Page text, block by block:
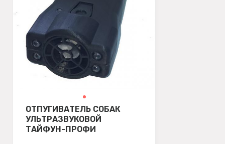
ОТПУГИВАТЕЛЬ СОБАК
УЛЬТРАЗВУКОВОЙ
ТАЙФУН-ПРОФИ